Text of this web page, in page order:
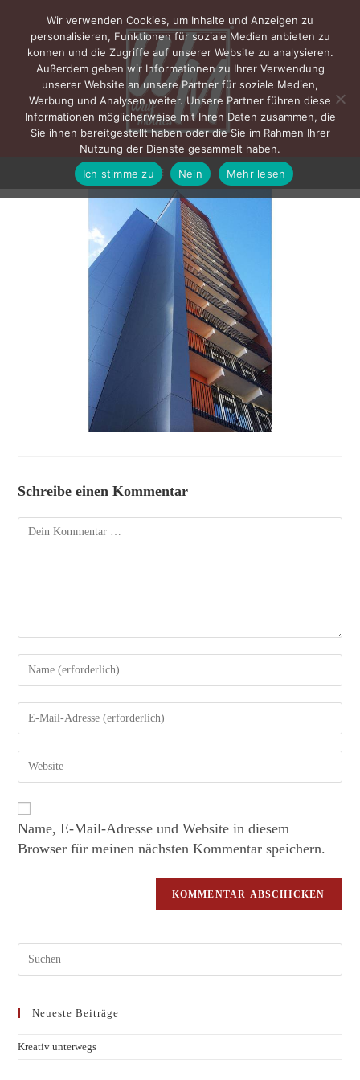
MENÜ
Schreibe einen Kommentar
Name, E-Mail-Adresse und Website in diesem
Browser für meinen nächsten Kommentar speichern.
Neueste Beiträge
Kreativ unterwegs
Wir verwenden Cookies, um Inhalte und Anzeigen zu
personalisieren, Funktionen für soziale Medien anbieten zu
konnen und die Zugriffe auf unserer Website zu analysieren.
Außerdem geben wir Informationen zu Ihrer Verwendung
unserer Website an unsere Partner für soziale Medien,
Werbung und Analysen weiter. Unsere Partner führen diese
Informationen möglicherweise mit Ihren Daten zusammen, die
Sie ihnen bereitgestellt haben oder die Sie im Rahmen Ihrer
Nutzung der Dienste gesammelt haben.
Ich stimme zu
Nein Mehr lesen